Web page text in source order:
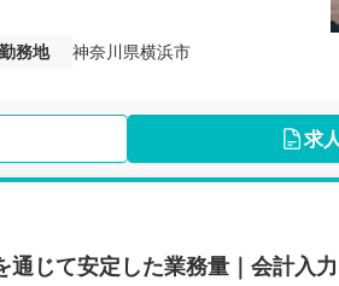
勤務地 神奈川県横浜市
求
通じて安定した業務量｜会計入